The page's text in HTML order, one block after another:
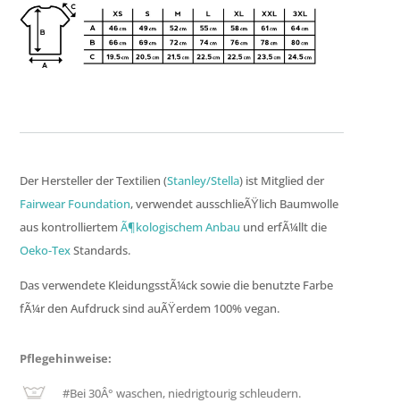
Der Hersteller der Textilien (Stanley/Stella) ist Mitglied der
Fairwear Foundation, verwendet ausschlieÃŸlich Baumwolle
aus kontrolliertemÃ¶kologischem Anbau und erfÃ¼llt die
Oeko-TexStandards.
Das verwendete KleidungsstÃ¼ck sowie die benutzte Farbe
fÃ¼r den Aufdruck sind auÃŸerdem 100% vegan.
Pflegehinweise:
#Bei 30Â° waschen, niedrigtourig schleudern.